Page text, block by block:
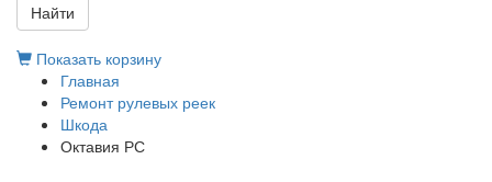
Найти
Показать корзину
Главная
Ремонт рулевых реек
Шкода
Октавия РС